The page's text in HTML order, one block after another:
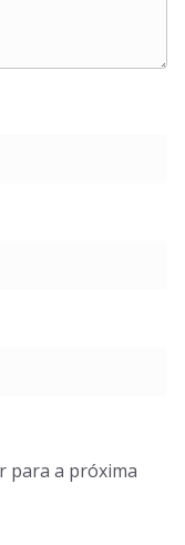
para a próxima